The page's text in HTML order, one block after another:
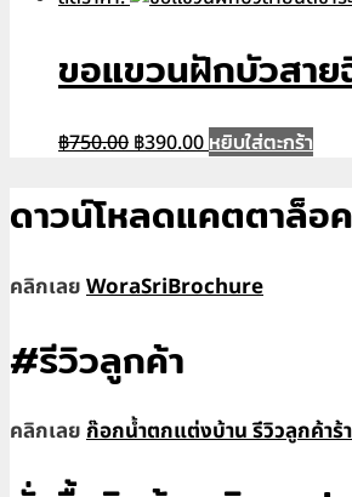
ขอแขวนฝักบัวสา
฿750.00 Original
฿750.00.
฿390.00Current
฿390.00.
หยิบใส่ตะกร้า
ดาวน์โหลดแคตตาล็อค
คลิกเลยWoraSriBrochure
#รีวิวลูกค้า
คลิกเลยก๊อกน้ำตกแต่งบ้าน รีวิวลูกค้าร้